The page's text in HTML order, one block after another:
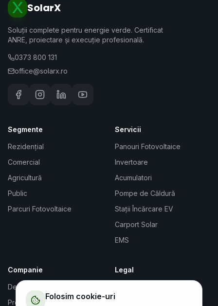
Folosim cookie-uri
SolarX
Soluții complete pentru energie verde. Certificat
ANRE, proiectare și execuție profesională.
0373 800 131
office@solarx.ro
Segmente
Rezidențial
Comercial
Agricultură
Public
Parcuri Fotovoltaice
Servicii
Panouri Fotovoltaice
Invertoare
Acumulatori
Pompe de Căldură
Stații Încărcare EV
Carport Solar
EMS
Companie
Despre Noi
Proiecte
Legal